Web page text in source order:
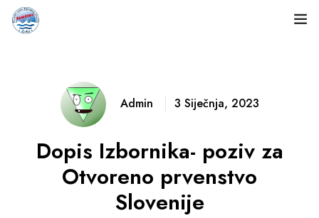
Natjecanja
Admin 3 Siječnja, 2023
Dopis Izbornika- poziv za
Otvoreno prvenstvo
Slovenije